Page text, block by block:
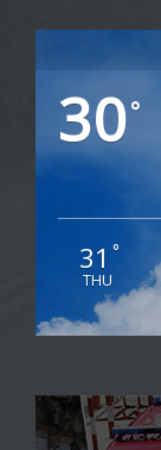
30°
31 °
THU